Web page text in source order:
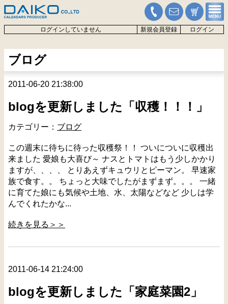
ログインしていません 新規会員登録 ログイン
ブログ
2011-06-20 21:38:00
blogを更新しました「収穫！！！」
カテゴリー： ブログ
この週末に待ちに待った収穫祭！！ ついについに収穫出
来ました 愛娘も大喜び～ ナスとトマトはもう少しかかり
ますが、、、、 とりあえずキュウリとピーマン。 早速家
族で食す。。 ちょっと大味でしたがまずまず。。。 一緒
に育てた娘にも気候や土地、水、太陽などなど 少しは学
んでくれたかな...
続きを見る＞＞
2011-06-14 21:24:00
blogを更新しました「家庭菜園2」